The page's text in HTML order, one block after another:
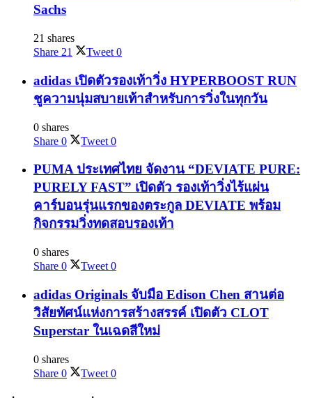
Sachs
21 shares
Share 21 Tweet 0
adidas เปิดตัวรองเท้าวิ่ง HYPERBOOST RUN
ชูความนุ่มสบายเท้าสำหรับการวิ่งในทุกวัน
0 shares
Share 0 Tweet 0
PUMA ประเทศไทย จัดงาน “DEVIATE PURE:
PURELY FAST” เปิดตัว รองเท้าวิ่งไร้แผ่น
คาร์บอนรุ่นแรกของตระกูล DEVIATE พร้อม
กิจกรรมวิ่งทดสอบรองเท้า
0 shares
Share 0 Tweet 0
adidas Originals จับมือ Edison Chen สานต่อ
วิสัยทัศน์แห่งการสร้างสรรค์ เปิดตัว CLOT
Superstar ในเฉดสีใหม่
0 shares
Share 0 Tweet 0